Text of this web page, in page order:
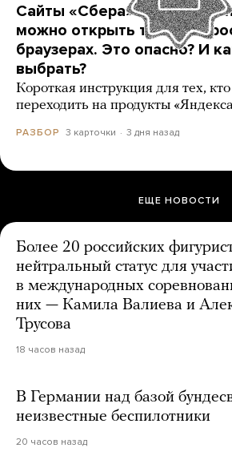
Сайты «Сбера» и других
можно открыть только в
браузерах. Это опасно? И
выбрать?
Короткая инструкция для тех,
переходить на продукты
РАЗБОР 3 карточки 3 дня назад
ЕЩЕ НОВОСТИ
Более 20 российских
нейтральный статус для
в международных
них — Камила Валиева и
Трусова
18 часов назад
В Германии над базой
неизвестные беспилотники
20 часов назад